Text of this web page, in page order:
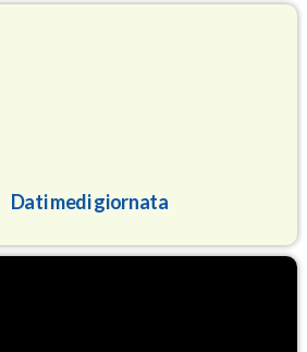
Dati medi giornata